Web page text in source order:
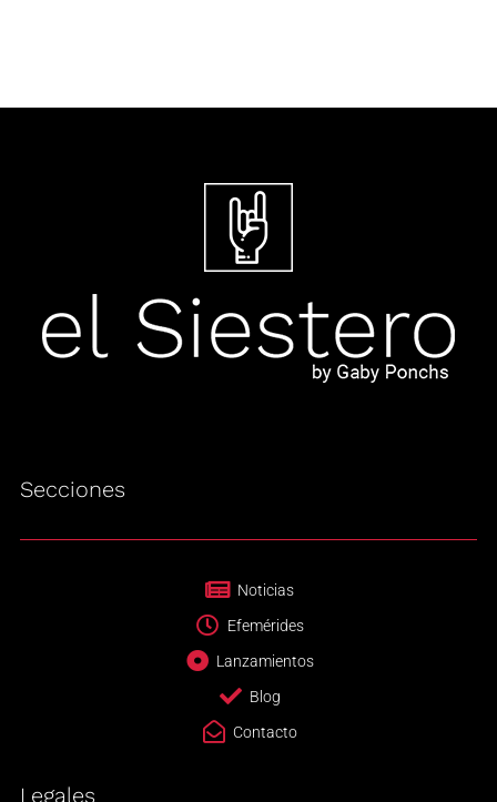
Secciones
Noticias
Efemérides
Lanzamientos
Blog
Contacto
Legales